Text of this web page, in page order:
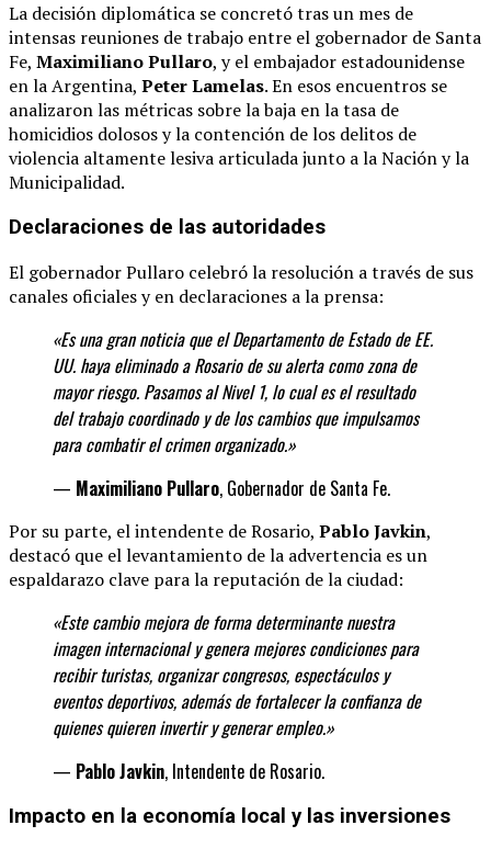
La decisión diplomática se concretó tras un mes de
intensas reuniones de trabajo entre el gobernador de Santa
Fe, Maximiliano Pullaro, y el embajador estadounidense
en la Argentina, Peter Lamelas.En esos encuentros se
analizaron las métricas sobre la baja en la tasa de
homicidios dolosos y la contención de los delitos de
violencia altamente lesiva articulada junto a la Nación y la
Municipalidad.
Declaraciones de las autoridades
El gobernador Pullaro celebró la resolución a través de sus
canales oficiales y en declaraciones a la prensa:
«Es una gran noticia que el Departamento de Estado de EE.
UU. haya eliminado a Rosario de su alerta como zona de
mayor riesgo. Pasamos al Nivel 1, lo cual es el resultado
del trabajo coordinado y de los cambios que impulsamos
para combatir el crimen organizado.»
— Maximiliano Pullaro, Gobernador de Santa Fe.
Por su parte, el intendente de Rosario, Pablo Javkin,
destacó que el levantamiento de la advertencia es un
espaldarazo clave para la reputación de la ciudad:
«Este cambio mejora de forma determinantenuestra
imagen internacional y genera mejores condiciones para
recibir turistas, organizar congresos, espectáculos y
eventos deportivos, además de fortalecer la confianza de
quienes quieren invertir y generarempleo.»
— Pablo Javkin, Intendente de Rosario.
Impacto en la economía local y las inversiones